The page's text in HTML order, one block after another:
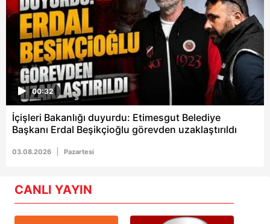
00:32
İçişleri Bakanlığı duyurdu: Etimesgut Belediye
Başkanı Erdal Beşikçioğlu görevden uzaklaştırıldı
03.08.2026 Pazartesi
CANLI YAYIN